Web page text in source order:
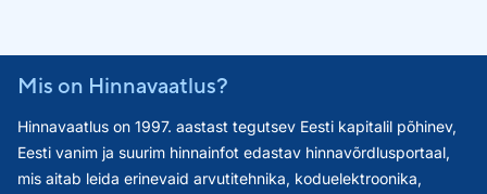
Mis on Hinnavaatlus?
Hinnavaatlus on 1997. aastast tegutsev Eesti kapitalil põhinev,
Eesti vanim ja suurim hinnainfot edastav hinnavõrdlusportaal,
mis aitab leida erinevaid arvutitehnika, koduelektroonika,